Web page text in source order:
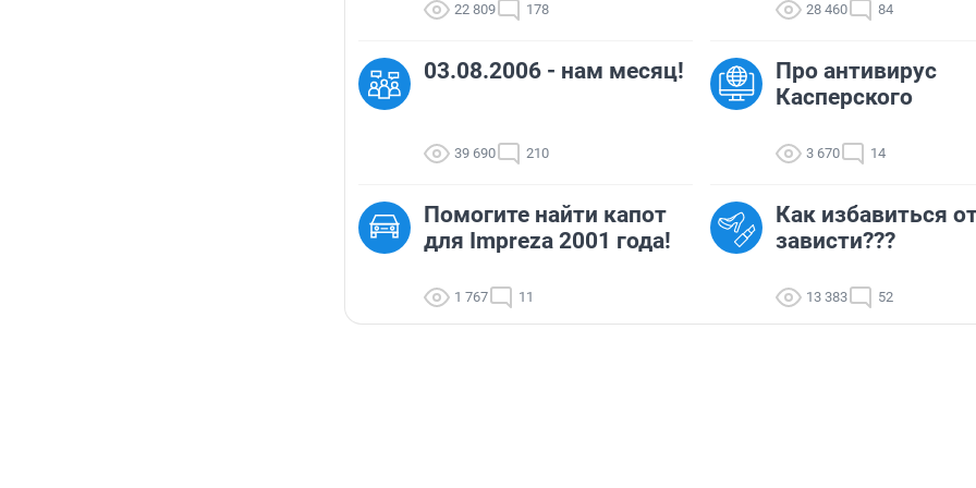
22 809 178 28 460 84
03.08.2006 - нам месяц!
39 690 210
Про антивирус
Касперского
3 670 14
Помогите найти капот
для Impreza 2001 года!
1 767 11
Как избавиться
зависти???
13 383 52